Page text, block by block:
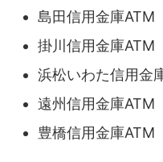
島田信用金庫ATM
掛川信用金庫ATM
浜松いわた信用金
遠州信用金庫ATM
豊橋信用金庫ATM